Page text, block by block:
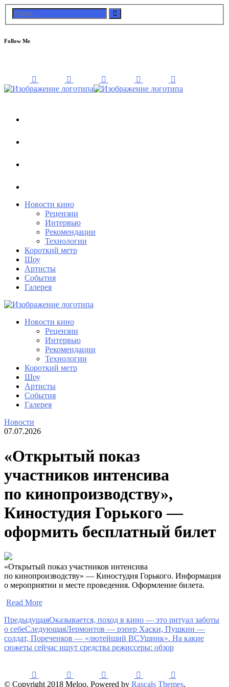
Follow Me
Новости кино
Рецензии
Интервью
Рекомендации
Технологии
Короткий метр
Шоу
Артисты
События
Галерея
Новости кино
Рецензии
Интервью
Рекомендации
Технологии
Короткий метр
Шоу
Артисты
События
Галерея
Новости
07.07.2026
«Открытый показ
участников интенсива
по кинопроизводству»,
Киностудия Горького —
оформить бесплатный билет
«Открытый показ участников интенсива
по кинопроизводству» — Киностудия Горького. Информация
о мероприятии и месте проведения. Оформление билета.
Read More
ПредыдущаяОказывается, поход в кино — это ритуал заботы
о себеСледующаяЛермонтов — рэпер Хаски, Пушкин —
солдат, Пореченков — «лютейший ВСУшник». На какие
сюжеты сейчас ищут средства режиссеры: обзор
© Copyright 2018 Meloo. Powered by Rascals Themes.